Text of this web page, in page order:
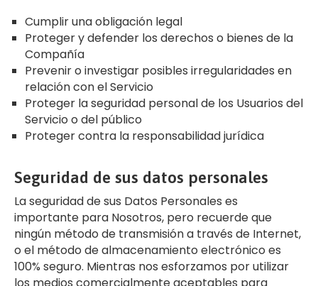
Cumplir una obligación legal
Proteger y defender los derechos o bienes de la
Compañía
Prevenir o investigar posibles irregularidades en
relación con el Servicio
Proteger la seguridad personal de los Usuarios del
Servicio o del público
Proteger contra la responsabilidad jurídica
Seguridad de sus datos personales
La seguridad de sus Datos Personales es
importante para Nosotros, pero recuerde que
ningún método de transmisión a través de Internet,
o el método de almacenamiento electrónico es
100% seguro. Mientras nos esforzamos por utilizar